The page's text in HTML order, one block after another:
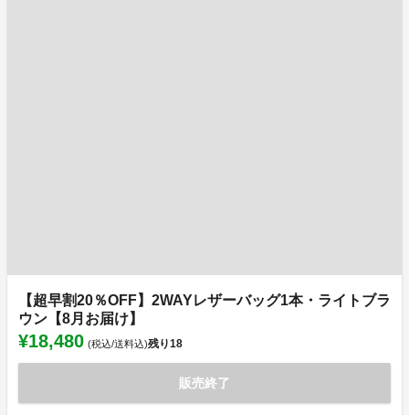
【超早割20％OFF】2WAYレザーバッグ1本・ライトブラ
ウン【8月お届け】
¥18,480 (税込/送料込)残り18
販売終了